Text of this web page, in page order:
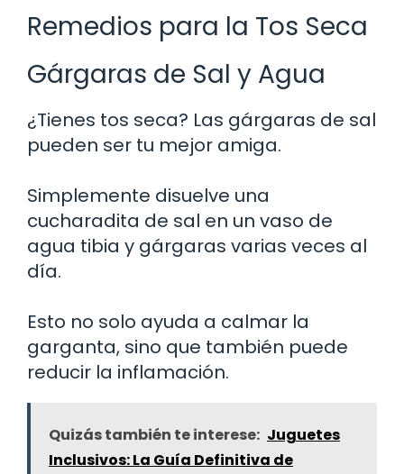
Remedios para la Tos Seca
Gárgaras de Sal y Agua
¿Tienes tos seca? Las gárgaras de sal
pueden ser tu mejor amiga.
Simplemente disuelve una
cucharadita de sal en un vaso de
agua tibia y gárgaras varias veces al
día.
Esto no solo ayuda a calmar la
garganta, sino que también puede
reducir la inflamación.
Quizás también te interese: Juguetes
Inclusivos: La Guía Definitiva de